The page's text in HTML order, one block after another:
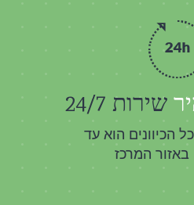
שירות 24/7
הכיוונים הוא עד
המרכז